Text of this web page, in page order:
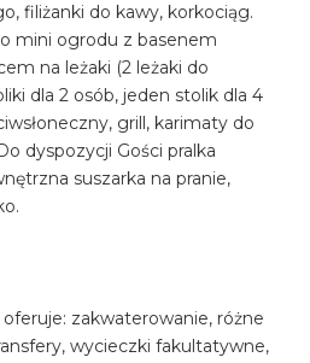
filiżanki do kawy, korkociąg.
mini ogrodu z basenem
na leżaki (2 leżaki do
dla 2 osób, jeden stolik dla 4
grill, karimaty do
dyspozycji Gości pralka
suszarka na pranie,
zakwaterowanie, różne
wycieczki fakultatywne,